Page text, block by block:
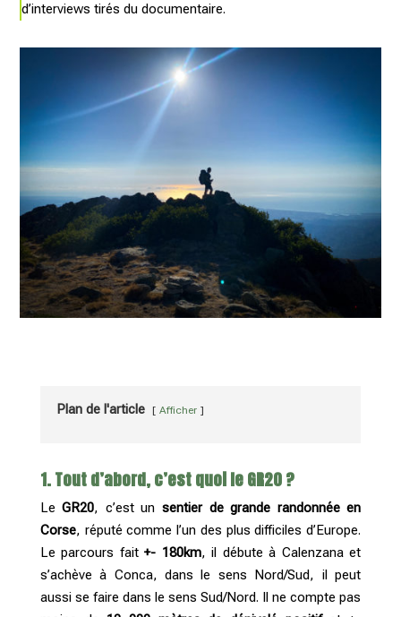
d’interviews tirés du documentaire.
Plan de l'article Afficher
1. Tout d’abord, c’est quoi le GR20 ?
LeGR20, c’est unsentier de grande randonnée en
Corse, réputé comme l’un des plus difficiles d’Europe.
Le parcours fait+- 180km, il débute à Calenzana et
s’achève à Conca, dans le sens Nord/Sud, il peut
aussi se faire dans le sens Sud/Nord. Il ne compte pas